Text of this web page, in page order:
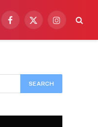
Facebook
X
Instagram